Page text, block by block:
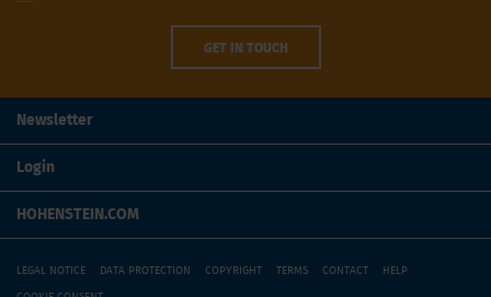
GET IN TOUCH
Newsletter
Login
HOHENSTEIN.COM
LEGAL NOTICE DATA PROTECTION COPYRIGHT TERMS CONTACT HELP